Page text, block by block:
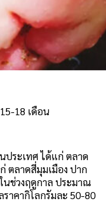
18 เดือน
ระเทศ ได้แก่ ตลาด
ตลาดสี่มุมเมือง ปาก
นช่วงฤดูกาล ประมาณ
าคากิโลกรัมละ 50-80